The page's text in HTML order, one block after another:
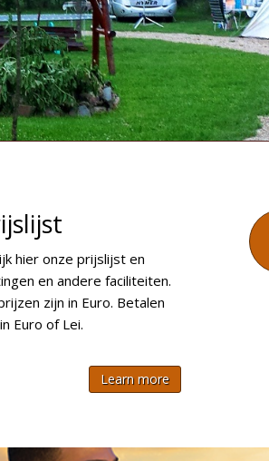
hier onze prijslijst en
en andere faciliteiten.
zijn in Euro. Betalen
Euro of Lei.
Learn more